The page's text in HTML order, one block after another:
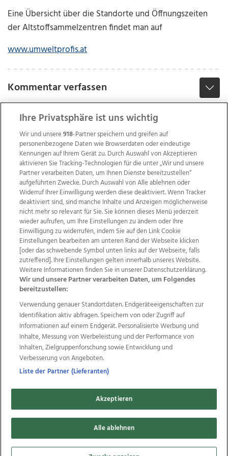
Eine Übersicht über die Standorte und Öffnungszeiten
der Altstoffsammelzentren findet man auf
www.umweltprofis.at
Kommentar verfassen
Wir über uns Mediadaten Kontakt
Jobs
Datenschutz
Impressum
AGB Anzeigekunden
AGB Website
Ehrenkodex Politische Werbung
Weitere Angebote des Medienhauses Wimmer
TV1 di-mog-i.at OÖNow
Ischler Woche
Life Radio
OÖNachrichten
OÖN Immobilien
OÖN Karriere
OÖN Reise
Promenaden Galerien
Regionaljobs
wasistlos.at
Copyrights © 2026 Tips Zeitungs GmbH & Co KG
developed by11x11.net
Cookie Einstellungen bearbeiten
Ihre Privatsphäre ist uns wichtig
Wir und unsere918-Partner speichern und greifen auf
personenbezogene Daten wie Browserdaten oder eindeutige
Kennungen auf Ihrem Gerät zu. Durch Auswahl von Akzeptieren
aktivieren Sie Tracking-Technologien für die unter „Wir und unsere
Partner verarbeiten Daten, um Ihnen Dienste bereitzustellen“
aufgeführten Zwecke. Durch Auswahl von Alle ablehnen oder
Widerruf Ihrer Einwilligung werden diese deaktiviert. Wenn Tracker
deaktiviert sind, sind manche Inhalte und Anzeigen möglicherweise
nicht mehr so relevant für Sie. Sie können dieses Menü jederzeit
wieder aufrufen, um Ihre Einstellungen zu ändern oder Ihre
Einwilligung zu widerrufen, indem Sie auf den Link Cookie
Einstellungen bearbeiten am unteren Rand der Webseite klicken
[oder das schwebende Symbol unten links auf der Webseite, falls
zutreffend]. Ihre Einstellungen gelten innerhalb unseres Website.
Weitere Informationen finden Sie in unserer Datenschutzerklärung.
Wir und unsere Partner verarbeiten Daten, um Folgendes
bereitzustellen:
Verwendung genauer Standortdaten. Endgeräteeigenschaften zur
Identifikation aktiv abfragen. Speichern von oder Zugriff auf
Informationen auf einem Endgerät. Personalisierte Werbung und
Inhalte, Messung von Werbeleistung und der Performance von
Inhalten, Zielgruppenforschung sowie Entwicklung und
Verbesserung von Angeboten.
Liste der Partner (Lieferanten)
Akzeptieren
Alle ablehnen